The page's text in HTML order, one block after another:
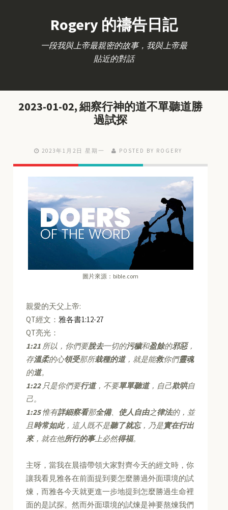
Rogery 的禱告日記
一段我與上帝最親密的故事，我與上帝最
貼近的對話
2023-01-02, 細察行神的道不單聽道勝
過試探
2023年1月2日 星期一 POSTED BY ROGERY
圖片來源：bible.com
親愛的天父上帝:
QT經文：雅各書1:12-27
QT亮光：
1:21 所以，你們要脫去一切的污穢和盈餘的邪惡，
存溫柔的心領受那所栽種的道，就是能救你們靈魂
的道。
1:22只是你們要行道，不要單單聽道，自己欺哄自
己。
1:25惟有詳細察看那全備、 使人自由之律法的，並
且時常如此，這人既不是聽了就忘，乃是實在行出
來，就在他所行的事上必然得福。
主呀，當我在晨禱帶領大家對齊今天的經文時，你
讓我看見雅各在前面提到要怎麼勝過外面環境的試
煉，而雅各今天就更進一步地提到怎麼勝過生命裡
面的是試探。然而外面環境的試煉是神要熬煉我們